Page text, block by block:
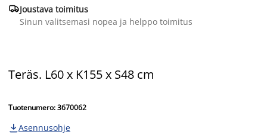
Joustava toimitus
Sinun valitsemasi nopea ja helppo toimitus
Teräs. L60 x K155 x S48 cm
Tuotenumero: 3670062
 Asennusohje